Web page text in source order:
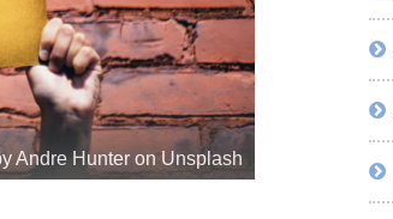
Andre Hunter on Unsplash